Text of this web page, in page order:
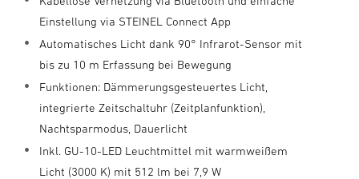
Einstellung via STEINEL Connect App
Automatisches Licht dank 90° Infrarot-Sensor mit
bis zu 10 m Erfassung bei Bewegung
Funktionen: Dämmerungsgesteuertes Licht,
integrierte Zeitschaltuhr (Zeitplanfunktion),
Nachtsparmodus, Dauerlicht
Inkl. GU-10-LED Leuchtmittel mit warmweißem
Licht (3000 K) mit 512 lm bei 7,9 W